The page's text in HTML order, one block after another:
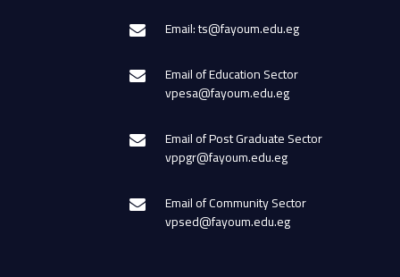
Email: ts@fayoum.edu.eg
Email of Education Sector
vpesa@fayoum.edu.eg
Email of Post Graduate Sector
vppgr@fayoum.edu.eg
Email of Community Sector
vpsed@fayoum.edu.eg